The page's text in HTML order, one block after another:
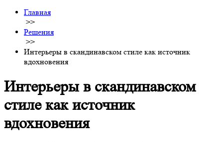
Главная
>>
Решения
>>
Интерьеры в скандинавском стиле как источник
вдохновения
Интерьеры в скандинавском
стиле как источник
вдохновения